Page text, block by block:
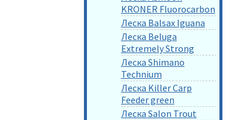
KRONER Fluorocarbon
Леска Balsax Iguana
Леска Beluga
Extremely Strong
Леска Shimano
Technium
Леска Killer Carp
Feeder green
Леска Salon Trout